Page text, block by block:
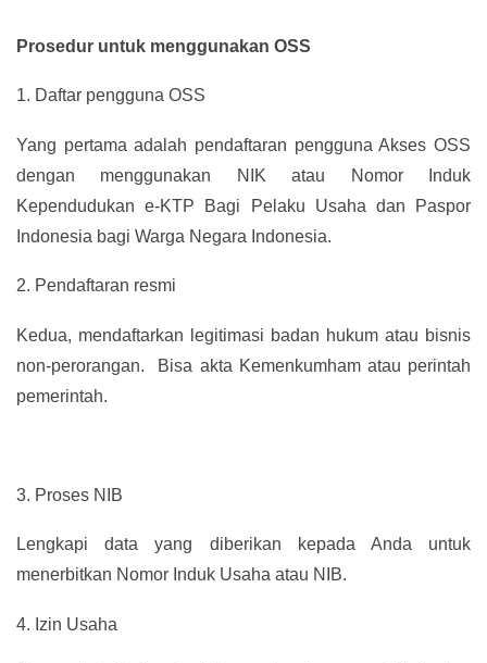
Prosedur untuk menggunakan OSS
1. Daftar pengguna OSS
Yang pertama adalah pendaftaran pengguna Akses OSS
dengan menggunakan NIK atau Nomor Induk
Kependudukan e-KTP Bagi Pelaku Usaha dan Paspor
Indonesia bagi Warga Negara Indonesia.
2. Pendaftaran resmi
Kedua, mendaftarkan legitimasi badan hukum atau bisnis
non-perorangan. Bisa akta Kemenkumham atau perintah
pemerintah.
3. Proses NIB
Lengkapi data yang diberikan kepada Anda untuk
menerbitkan Nomor Induk Usaha atau NIB.
4. Izin Usaha